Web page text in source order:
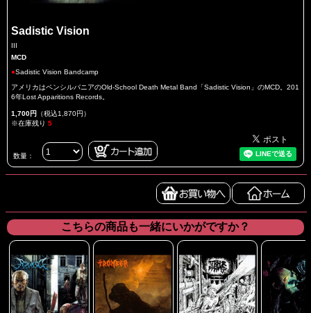
Sadistic Vision
III
MCD
●Sadistic Vision Bandcamp
アメリカはペンシルバニアのOld-School Death Metal Band「Sadistic Vision」のMCD。201
6年Lost Apparitions Records。
1,700円 （税込1,870円）
※在庫残り 5
数量：
こちらの商品も一緒にいかがですか？